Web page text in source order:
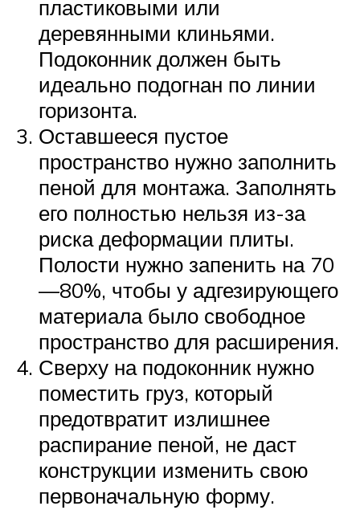
пластиковыми или
деревянными клиньями.
Подоконник должен быть
идеально подогнан по линии
горизонта.
Оставшееся пустое
пространство нужно заполнить
пеной для монтажа. Заполнять
его полностью нельзя из-за
риска деформации плиты.
Полости нужно запенить на 70
—80%, чтобы у адгезирующего
материала было свободное
пространство для расширения.
Сверху на подоконник нужно
поместить груз, который
предотвратит излишнее
распирание пеной, не даст
конструкции изменить свою
первоначальную форму.